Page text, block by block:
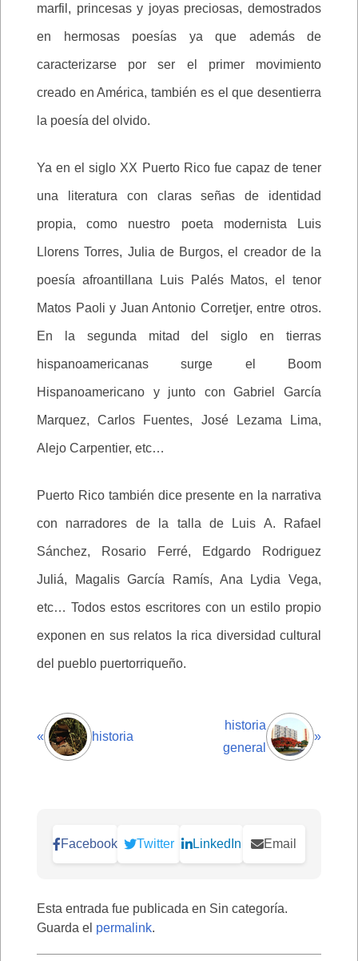
marfil, princesas y joyas preciosas, demostrados
en hermosas poesías ya que además de
caracterizarse por ser el primer movimiento
creado en América, también es el que desentierra
la poesía del olvido.
Ya en el siglo XX Puerto Rico fue capaz de tener
una literatura con claras señas de identidad
propia, como nuestro poeta modernista Luis
Llorens Torres, Julia de Burgos, el creador de la
poesía afroantillana Luis Palés Matos, el tenor
Matos Paoli y Juan Antonio Corretjer, entre otros.
En la segunda mitad del siglo en tierras
hispanoamericanas surge el Boom
Hispanoamericano y junto con Gabriel García
Marquez, Carlos Fuentes, José Lezama Lima,
Alejo Carpentier, etc…
Puerto Rico también dice presente en la narrativa
con narradores de la talla de Luis A. Rafael
Sánchez, Rosario Ferré, Edgardo Rodriguez
Juliá, Magalis García Ramís, Ana Lydia Vega,
etc… Todos estos escritores con un estilo propio
exponen en sus relatos la rica diversidad cultural
del pueblo puertorriqueño.
« historia
historia
general
»
Facebook Twitter LinkedIn Email
Esta entrada fue publicada en Sin categoría.
Guarda el permalink.